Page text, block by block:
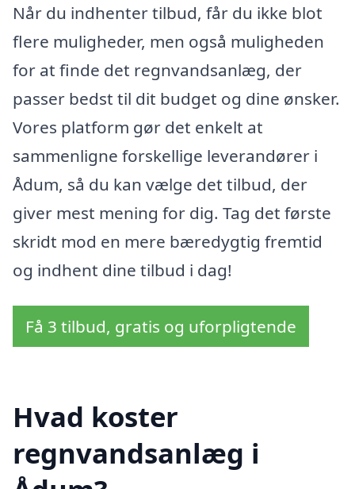
Når du indhenter tilbud, får du ikke blot
flere muligheder, men også muligheden
for at finde det regnvandsanlæg, der
passer bedst til dit budget og dine ønsker.
Vores platform gør det enkelt at
sammenligne forskellige leverandører i
Ådum, så du kan vælge det tilbud, der
giver mest mening for dig. Tag det første
skridt mod en mere bæredygtig fremtid
og indhent dine tilbud i dag!
Få 3 tilbud, gratis og uforpligtende
Hvad koster
regnvandsanlæg i